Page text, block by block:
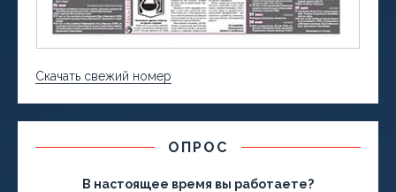
Скачать свежий номер
ОПРОС
В настоящее время вы работаете?